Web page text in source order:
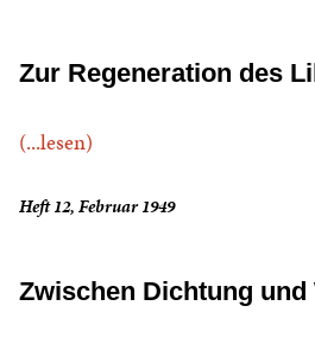
Zur Regeneration des
(...lesen)
Heft 12, Februar 1949
Zwischen Dichtung